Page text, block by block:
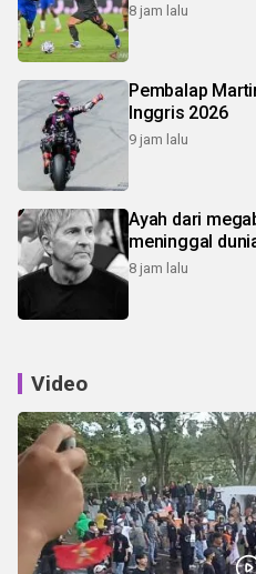
8 jam lalu
Pembalap
Inggris 2026
9 jam lalu
Ayah dari
meninggal
8 jam lalu
Video